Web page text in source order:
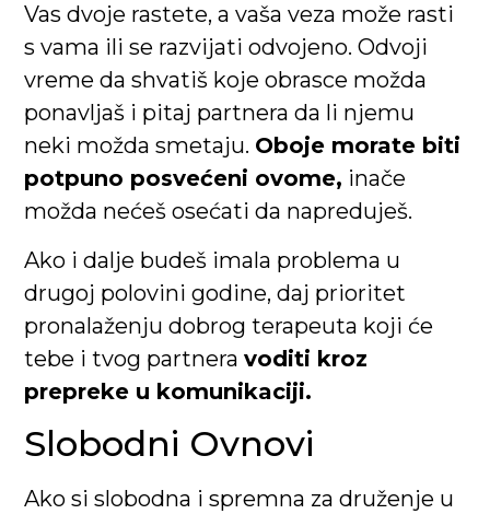
Vas dvoje rastete, a vaša veza može rasti
s vama ili se razvijati odvojeno. Odvoji
vreme da shvatiš koje obrasce možda
ponavljaš i pitaj partnera da li njemu
neki možda smetaju. Oboje morate biti
potpuno posvećeni ovome, inače
možda nećeš osećati da napreduješ.
Ako i dalje budeš imala problema u
drugoj polovini godine, daj prioritet
pronalaženju dobrog terapeuta koji će
tebe i tvog partneravoditi kroz
prepreke u komunikaciji.
Slobodni Ovnovi
Ako si slobodna i spremna za druženje u